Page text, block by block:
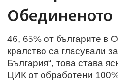
Обединеното
46, 65% от българите в
кралство са гласували
България“, това става
ЦИК от обработени